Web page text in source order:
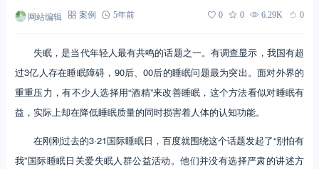
网站编辑 案例 5年前 0 0 6.29K 0
失眠，是当代年轻人最有共鸣的话题之一。有调查显示，我国有超
过3亿人存在睡眠障碍，90后、00后的睡眠问题最为突出。面对外界的
重重压力，有不少人选择用“酒精”来改善睡眠，这个方法看似对睡眠有
益，实际上却在降低睡眠质量的同时损害着人体的认知功能。
在刚刚过去的3·21国际睡眠日，百度就围绕这个话题发起了“别怕有
我”国际睡眠日关爱失眠人群公益活动。他们并没有选择严肃的讲述方